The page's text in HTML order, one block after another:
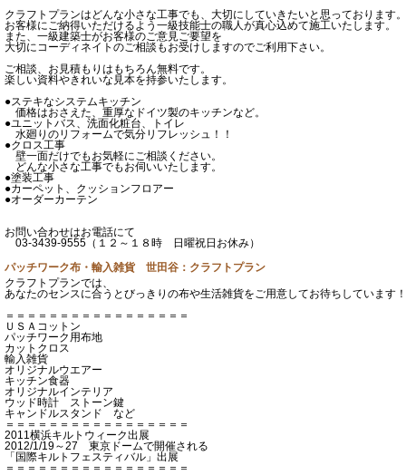
クラフトプランはどんな小さな工事でも、大切にしていきたいと思っております。
お客様にご納得いただけるよう一級技能士の職人が真心込めて施工いたします。
また、一級建築士がお客様のご意見ご要望を
大切にコーディネイトのご相談もお受けしますのでご利用下さい。
ご相談、お見積もりはもちろん無料です。
楽しい資料やきれいな見本を持参いたします。
●ステキなシステムキッチン
価格はおさえた、重厚なドイツ製のキッチンなど。
●ユニットバス、洗面化粧台、トイレ
水廻りのリフォームで気分リフレッシュ！！
●クロス工事
壁一面だけでもお気軽にご相談ください。
どんな小さな工事でもお伺いいたします。
●塗装工事
●カーペット、クッションフロアー
●オーダーカーテン
お問い合わせはお電話にて
03-3439-9555（１２～１８時 日曜祝日お休み）
パッチワーク布・輸入雑貨 世田谷：クラフトプラン
クラフトプランでは、
あなたのセンスに合うとびっきりの布や生活雑貨をご用意してお待ちしています！
＝＝＝＝＝＝＝＝＝＝＝＝＝＝＝＝＝
ＵＳＡコットン
パッチワーク用布地
カットクロス
輸入雑貨
オリジナルウエアー
キッチン食器
オリジナルインテリア
ウッド時計 ストーン鍵
キャンドルスタンド など
＝＝＝＝＝＝＝＝＝＝＝＝＝＝＝＝＝
2011横浜キルトウィーク出展
2012/1/19～27 東京ドームで開催される
「国際キルトフェスティバル」出展
＝＝＝＝＝＝＝＝＝＝＝＝＝＝＝＝＝